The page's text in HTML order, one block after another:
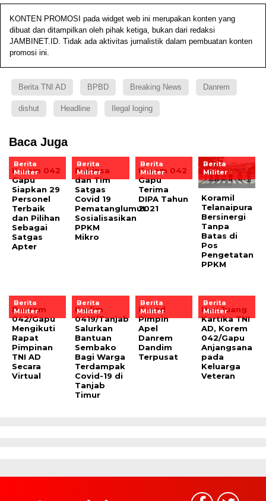
KONTEN PROMOSI pada widget web ini merupakan konten yang
dibuat dan ditampilkan oleh pihak ketiga, bukan dari redaksi
JAMBINET.ID. Tidak ada aktivitas jurnalistik dalam pembuatan konten
promosi ini.
Berita TNI AD BPBD Breaking News Danrem
dishut Headline Ilegal loging
Baca Juga
Berita
Militer
Korem 042
Gapu
Siapkan 29
Personel
Terbaik
dan Pilihan
Sebagai
Satgas
Apter
Berita
Militer
Babinsa
dan Tim
Satgas
Covid 19
Pematanglumut
Sosialisasikan
PPKM
Mikro
Berita
Militer
Korem 042
Gapu
Terima
DIPA Tahun
2021
Berita
Militer
Koramil
Telanaipura
Bersinergi
Tanpa
Batas di
Pos
Pengetatan
PPKM
Berita
Militer
Danrem
042/Gapu
Mengikuti
Rapat
Pimpinan
TNI AD
Secara
Virtual
Berita
Militer
Kodim
0419/Tanjab
Salurkan
Bantuan
Sembako
Bagi Warga
Terdampak
Covid-19 di
Tanjab
Timur
Berita
Militer
Kasad
Pimpin
Apel
Danrem
Dandim
Terpusat
Berita
Militer
Hari Juang
Kartika TNI
AD, Korem
042/Gapu
Anjangsana
pada
Keluarga
Veteran